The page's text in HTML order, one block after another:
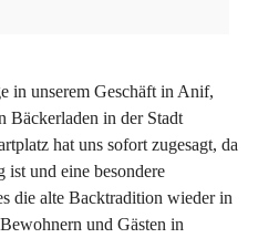
in unserem Geschäft in Anif,
Bäckerladen in der Stadt
hat uns sofort zugesagt, da
ist und eine besondere
die alte Backtradition wieder in
und Gästen in